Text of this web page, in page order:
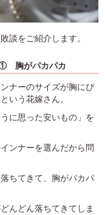
談をご紹介します。
① 胸がパカパカ
ナーのサイズが胸にぴ
いう花嫁さん。
に思った安いもの」を
ンナーを選んだから問
ちてきて、胸がパカパ
んどん落ちてきてしま